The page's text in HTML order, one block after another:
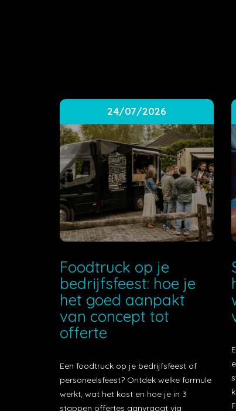
24/07/2026
Foodtruck op je
bedrijfsfeest: hoe je
het goed aanpakt
van concept tot
offerte
Een foodtruck op je bedrijfsfeest of
personeelsfeest? Ontdek welke formule
werkt, wat het kost en hoe je in 3
stappen offertes aanvraagt via